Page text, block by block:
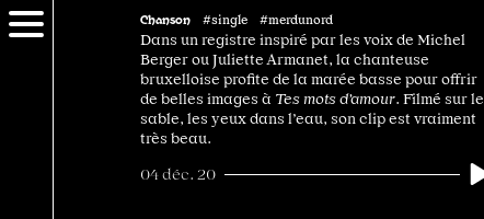
Chanson #single #merdunord
Dans un registre inspiré par les voix de Michel
Berger ou Juliette Armanet, la chanteuse
bruxelloise profite de la marée basse pour offrir
de belles images à Tes mots d’amour. Filmé sur le
sable, les yeux dans l’eau, son clip est vraiment
très beau.
04 déc. 20